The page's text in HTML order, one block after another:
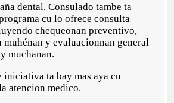
dental, Consulado tambe ta
cu lo ofrece consulta
chequeonan preventivo,
muhénan y evaluacionnan general
muchanan.
iniciativa ta bay mas aya cu
atencion medico.